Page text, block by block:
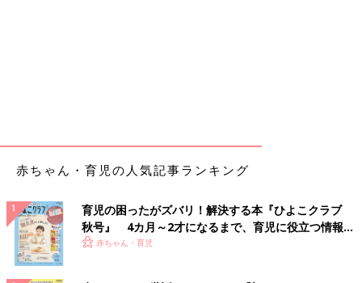
赤ちゃん・育児の人気記事ランキング
育児の困ったがズバリ！解決する本『ひよこクラブ
秋号』 4カ月～2才になるまで、育児に役立つ情報が
いっぱい！
赤ちゃん・育児